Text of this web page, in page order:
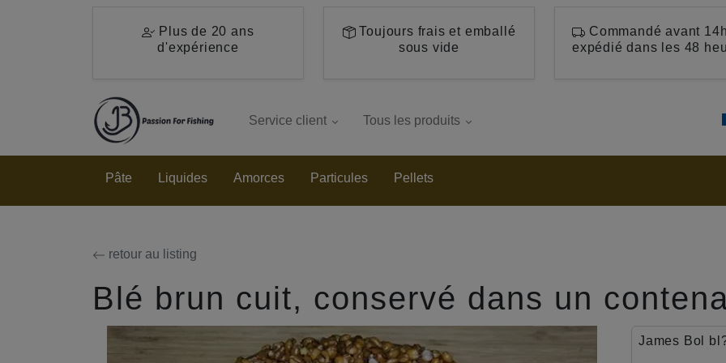
Plus de 20 ans
d'expérience
Toujours frais et emballé
sous vide
Commandé avant
expédié dans les 48
Service client Tous les produits
Pâte Liquides Amorces Particules Pellets
retour au listing
Blé brun cuit, conservé dans un
James Bol